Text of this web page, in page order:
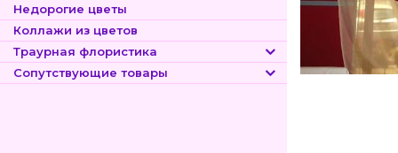
Недорогие цветы
Коллажи из цветов
Траурная флористика
Сопутствующие товары